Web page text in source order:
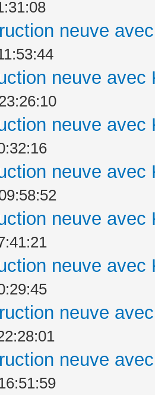
neuve
neuve avec
neuve avec
neuve avec
neuve avec
neuve avec
neuve
neuve